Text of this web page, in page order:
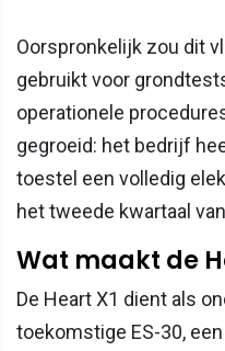
Oorspronkelijk zou dit
gebruikt voor
operationele
gegroeid: het bedrijf
toestel een volledig
het tweede kwartaal
Wat maakt de
De Heart X1 dient als
toekomstige ES-30,